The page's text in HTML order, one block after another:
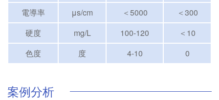
電導率
μs/cm ＜5000
＜300
硬度
mg/L 100-120
＜10
色度
度 4-10 0
案例分析